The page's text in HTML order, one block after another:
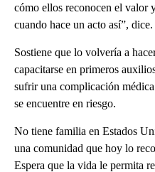
cómo ellos reconocen el valor
cuando hace un acto así”, dice.
Sostiene que lo volvería a
capacitarse en primeros
sufrir una complicación
se encuentre en riesgo.
No tiene familia en Estados
una comunidad que hoy lo
Espera que la vida le permita